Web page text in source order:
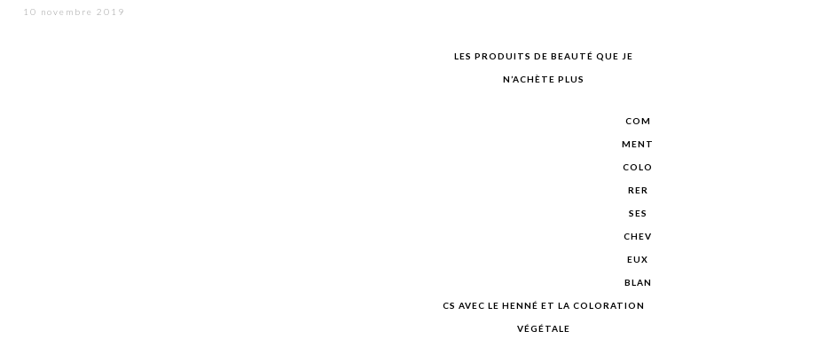
10 novembre 2019
LES PRODUITS DE BEAUTÉ QUE JE
N’ACHÈTE PLUS
COM
MENT
COLO
RER
SES
CHEV
EUX
BLAN
CS AVEC LE HENNÉ ET LA COLORATION
VÉGÉTALE